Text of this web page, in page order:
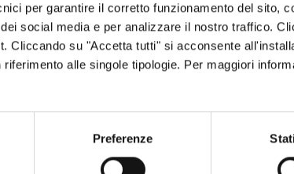
per garantire il corretto funzionamento del sito,
social media e per analizzare il nostro traffico.
Cliccando su "Accetta tutti" si acconsente
alle singole tipologie. Per maggiori
Preferenze
strutture
polverose
della